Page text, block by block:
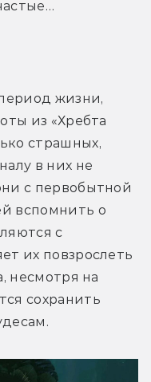
жизни,
из «Хребта
страшных,
в них не
с первобытной
вспомнить о
с
их повзрослеть
несмотря на
сохранить